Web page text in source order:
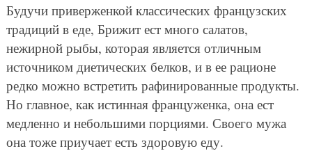
Будучи приверженкой классических французских
традиций в еде, Брижит ест много салатов,
нежирной рыбы, которая является отличным
источником диетических белков, и в ее рационе
редко можно встретить рафинированные продукты.
Но главное, как истинная француженка, она ест
медленно и небольшими порциями. Своего мужа
она тоже приучает есть здоровую еду.